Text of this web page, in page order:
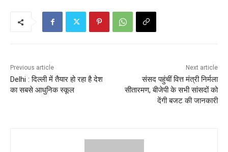
Previous article
Delhi : दिल्ली में तैयार हो रहा है देश
का सबसे आधुनिक स्कूल
Next article
संसद पहुंचीं वित्त मंत्री निर्मला
सीतारमण, बीजेपी के सभी सांसदों को
देंगी बजट की जानकारी